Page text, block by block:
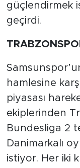
güçlendirmek
geçirdi.
hamlesine
piyasası
ekiplerinden
Bundesliga 2
Danimarkalı
istiyor. Her iki